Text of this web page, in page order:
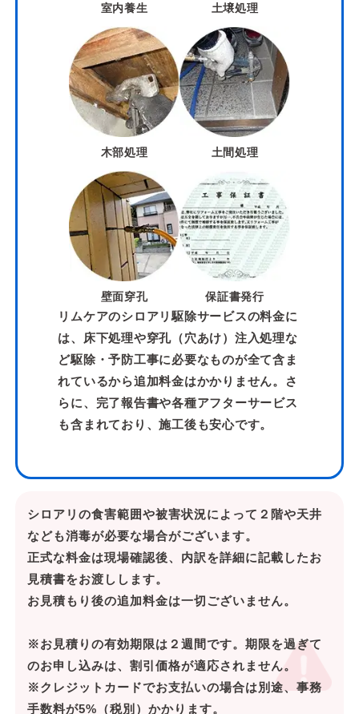
室内養生 土壌処理
木部処理 土間処理
壁面穿孔 保証書発行
リムケアのシロアリ駆除サービスの料金に
は、床下処理や穿孔（穴あけ）注入処理な
ど駆除・予防工事に必要なものが全て含ま
れているから追加料金はかかりません。さ
らに、完了報告書や各種アフターサービス
も含まれており、施工後も安心です。
シロアリの食害範囲や被害状況によって２階や天井
なども消毒が必要な場合がございます。
正式な料金は現場確認後、内訳を詳細に記載したお
見積書をお渡しします。
お見積もり後の追加料金は一切ございません。
※お見積りの有効期限は２週間です。期限を過ぎて
のお申し込みは、割引価格が適応されません。
※クレジットカードでお支払いの場合は別途、事務
手数料が5%（税別）かかります。